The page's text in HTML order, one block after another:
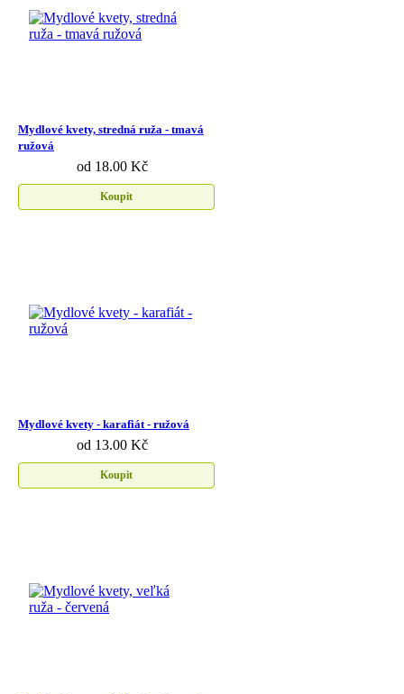
Mydlové kvety, stredná ruža - tmavá
ružová
od 18.00 Kč
Koupit
Mydlové kvety - karafiát - ružová
od 13.00 Kč
Koupit